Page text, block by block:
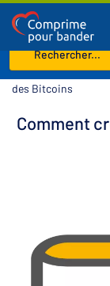
Rechercher...
Page d'accueil
des Bitcoins
Comment